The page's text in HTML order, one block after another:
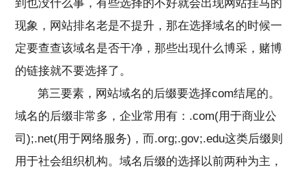
现象，网站排名老是不提升，那在选择域名的时候一
定要查查该域名是否干净，那些出现什么博采，赌博
的链接就不要选择了。
第三要素，网站域名的后缀要选择com结尾的。
域名的后缀非常多，企业常用有：.com(用于商业公
司);.net(用于网络服务)，而.org;.gov;.edu这类后缀则
用于社会组织机构。域名后缀的选择以前两种为主，